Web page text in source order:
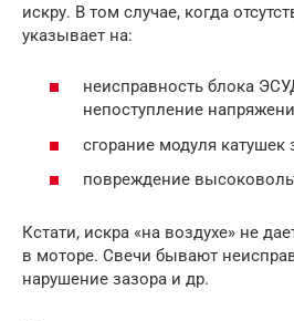
искру. В том случае, когда
указывает на:
неисправность блока
непоступление
сгорание модуля катушек
повреждение
Кстати, искра «на воздухе» не
в моторе. Свечи бывают
нарушение зазора и др.